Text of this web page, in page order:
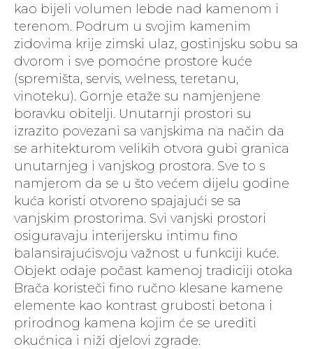
kao bijeli volumen lebde nad kamenom i
terenom. Podrum u svojim kamenim
zidovima krije zimski ulaz, gostinjsku sobu sa
dvorom i sve pomoćne prostore kuće
(spremišta, servis, welness, teretanu,
vinoteku). Gornje etaže su namjenjene
boravku obitelji. Unutarnji prostori su
izrazito povezani sa vanjskima na način da
se arhitekturom velikih otvora gubi granica
unutarnjeg i vanjskog prostora. Sve to s
namjerom da se u što većem dijelu godine
kuća koristi otvoreno spajajući se sa
vanjskim prostorima. Svi vanjski prostori
osiguravaju interijersku intimu fino
balansirajućisvoju važnost u funkciji kuće.
Objekt odaje počast kamenoj tradiciji otoka
Brača koristeči fino ručno klesane kamene
elemente kao kontrast grubosti betona i
prirodnog kamena kojim će se urediti
okućnica i niži djelovi zgrade.